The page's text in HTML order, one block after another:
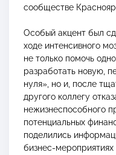
сообществе
Особый акцент был
ходе интенсивного
не только помочь
разработать новую,
нуля», но и, после
другого коллегу
нежизнеспособного
потенциальных
поделились
бизнес-мероприятиях